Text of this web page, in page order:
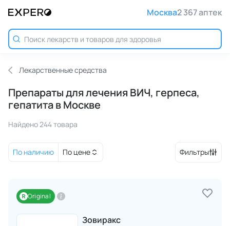
Москва2 367 аптек
Лекарственные средства
Препараты для лечения ВИЧ, герпеса,
гепатита в Москве
Найдено 244 товара
По наличию По цене Фильтры
Original
Зовиракс